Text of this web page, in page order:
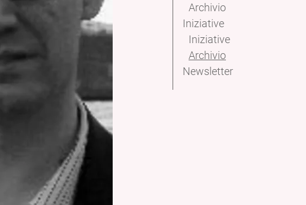
Archivio
Iniziative
Iniziative
Archivio
Newsletter